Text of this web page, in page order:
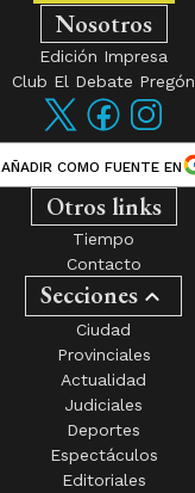
Nosotros
Edición Impresa
Club El Debate Pregón
AÑADIR COMO FUENTE EN
Otros links
Tiempo
Contacto
Secciones
Ciudad
Provinciales
Actualidad
Judiciales
Deportes
Espectáculos
Editoriales